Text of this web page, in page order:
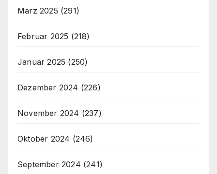
März 2025 (291)
Februar 2025 (218)
Januar 2025 (250)
Dezember 2024 (226)
November 2024 (237)
Oktober 2024 (246)
September 2024 (241)